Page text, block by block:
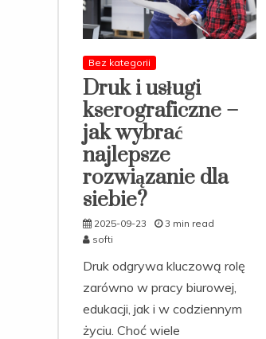
Bez kategorii
Druk i usługi
kserograficzne –
jak wybrać
najlepsze
rozwiązanie dla
siebie?
2025-09-23
3 min read
softi
Druk odgrywa kluczową rolę
zarówno w pracy biurowej,
edukacji, jak i w codziennym
życiu. Choć wiele